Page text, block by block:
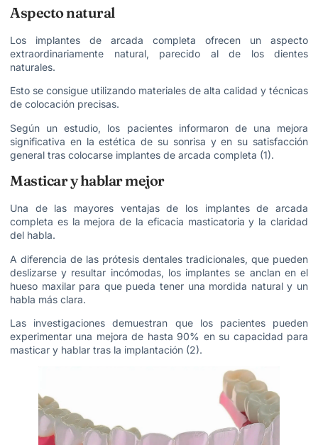
Aspecto natural
Los implantes de arcada completa ofrecen un aspecto
extraordinariamente natural, parecido al de los dientes
naturales.
Esto se consigue utilizando materiales de alta calidad y técnicas
de colocación precisas.
Según un estudio, los pacientes informaron de una mejora
significativa en la estética de su sonrisa y en su satisfacción
general tras colocarse implantes de arcada completa (1).
Masticar y hablar mejor
Una de las mayores ventajas de los implantes de arcada
completa es la mejora de la eficacia masticatoria y la claridad
del habla.
A diferencia de las prótesis dentales tradicionales, que pueden
deslizarse y resultar incómodas, los implantes se anclan en el
hueso maxilar para que pueda tener una mordida natural y un
habla más clara.
Las investigaciones demuestran que los pacientes pueden
experimentar una mejora de hasta 90% en su capacidad para
masticar y hablar tras la implantación (2).